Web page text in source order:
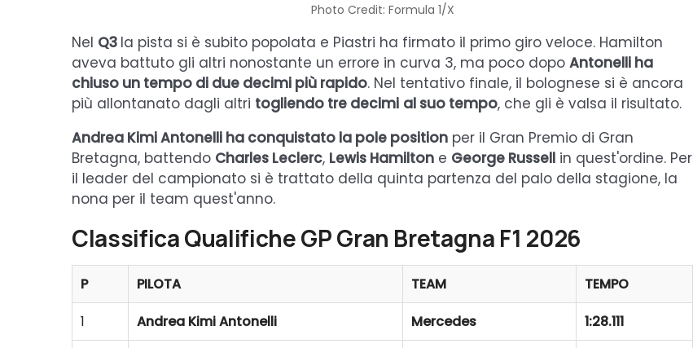
Photo Credit: Formula 1/X
Nel Q3 la pista si è subito popolata e Piastri ha firmato il primo giro veloce. Hamilton
aveva battuto gli altri nonostante un errore in curva 3, ma poco dopo Antonelli ha
chiuso un tempo di due decimi più rapido. Nel tentativo finale, il bolognese si è ancora
più allontanato dagli altri togliendo tre decimi al suo tempo, che gli è valsa il risultato.
Andrea Kimi Antonelli ha conquistato la pole position per il Gran Premio di Gran
Bretagna, battendo Charles Leclerc, Lewis Hamilton e George Russell in quest'ordine. Per
il leader del campionato si è trattato della quinta partenza del palo della stagione, la
nona per il team quest'anno.
Classifica Qualifiche GP Gran Bretagna F1 2026
P PILOTA TEAM
TEMPO
1
Andrea Kimi Antonelli Mercedes
1:28.111